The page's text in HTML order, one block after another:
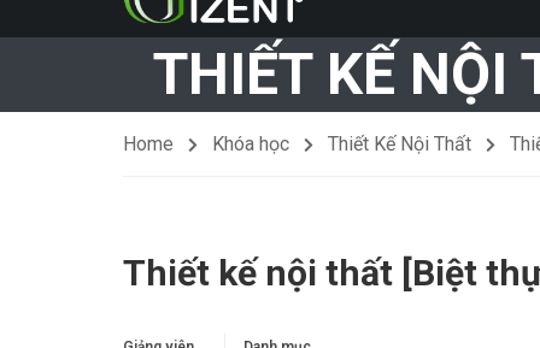
THIẾT KẾ NỘI
Home Khóa học Thiết Kế Nội Thất
Thiết kế nội thất [Biệt